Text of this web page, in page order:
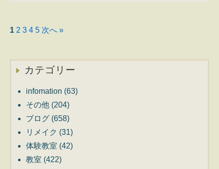
1 2 3 4 5 次へ »
カテゴリー
infomation (63)
その他 (204)
ブログ (658)
リメイク (31)
体験教室 (42)
教室 (422)